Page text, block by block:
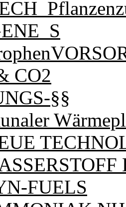
CO2
§§
FUELS